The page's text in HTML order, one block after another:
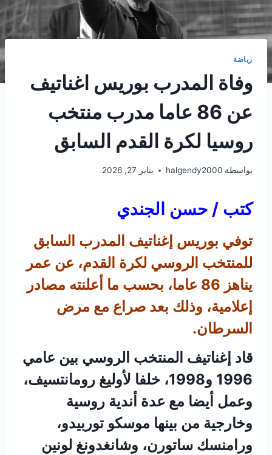
رياضة
وفاة المدرب بوريس اغناتيف
عن 86 عاما مدرب منتخب
روسيا لكرة القدم السابق
بواسطة halgendy2000 يناير 27, 2026
كتب / حسن الجندي
توفي بوريس إغناتيف المدرب السابق
للمنتخب الروسي لكرة القدم، عن عمر
يناهز 86 عاما، بحسب ما أعلنته مصادر
إعلامية، وذلك بعد صراع مع مرض
السرطان.
قاد إغناتيف المنتخب الروسي بين عامي
1996 و1998، خلفا لأوليغ رومانتسيف،
وعمل أيضا مع عدة أندية روسية
وخارجية من بينها موسكو توربيدو،
ورامنسك ساتورن، وشانغدونغ لونين